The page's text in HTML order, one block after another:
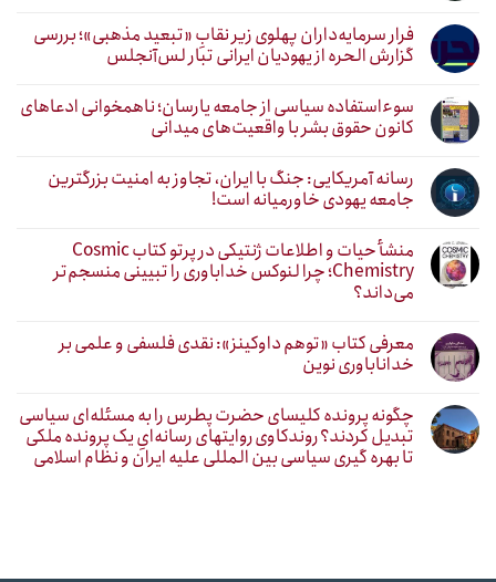
فرار سرمایه‌داران پهلوی زیر نقابِ «تبعید مذهبی»؛ بررسی
گزارش الحره از یهودیان ایرانی تبار لس‌آنجلس
سوءاستفاده سیاسی از جامعه یارسان؛ ناهمخوانی ادعاهای
کانون حقوق بشر با واقعیت‌های میدانی
رسانه آمریکایی: جنگ با ایران، تجاوز به امنیت بزرگترین
جامعه یهودی خاورمیانه است!
منشأ حیات و اطلاعات ژنتیکی در پرتو کتاب Cosmic
Chemistry؛ چرا لنوکس خداباوری را تبیینی منسجم‌تر
می‌داند؟
معرفی کتاب «توهم داوکینز»: نقدی فلسفی و علمی بر
خداناباوری نوین
چگونه پرونده کلیسای حضرت پطرس را به مسئله‌ای سیاسی
تبدیل کردند؟ روندکاوی روایتهای رسانه‌ایِ یک پرونده ملکی
تا بهره گیری سیاسی بین المللی علیه ایران و نظام اسلامی